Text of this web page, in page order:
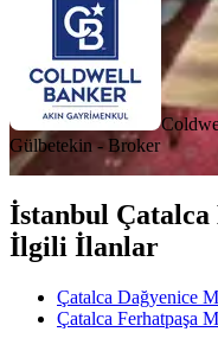
Gülbetekin - Broker
İstanbul
İlgili İlanlar
Çatalca Dağyenice
Çatalca Ferhatpaşa